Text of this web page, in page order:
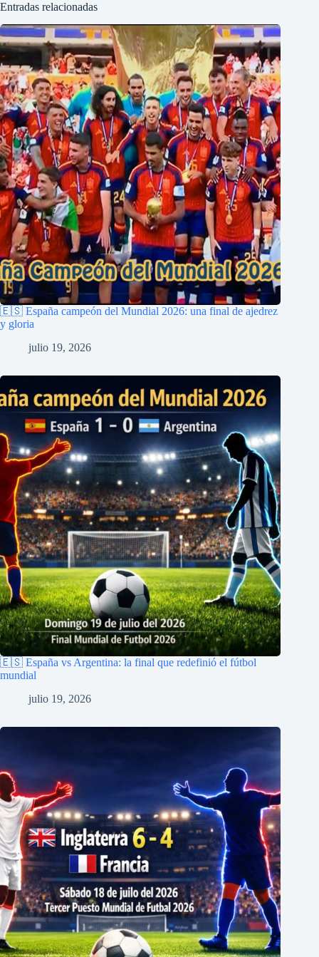
Entradas relacionadas
🇪🇸 España campeón del Mundial 2026: una final de ajedrez
y gloria
julio 19, 2026
🇪🇸 España vs Argentina: la final que redefinió el fútbol
mundial
julio 19, 2026